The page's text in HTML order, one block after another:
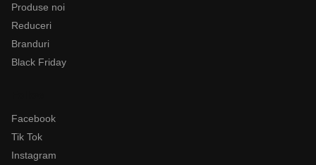
Produse noi
Reduceri
Branduri
Black Friday
Facebook
Tik Tok
Instagram